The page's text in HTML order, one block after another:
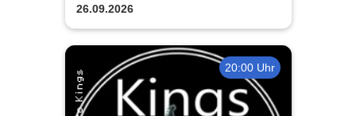
Schwalbe Arena Gummersbach
26.09.2026
20:00 Uhr